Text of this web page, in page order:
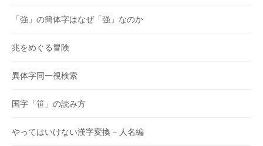
「強」の簡体字はなぜ「强」なのか
兆をめぐる冒険
異体字同一視検索
国字「笹」の読み方
やってはいけない漢字変換 – 人名編